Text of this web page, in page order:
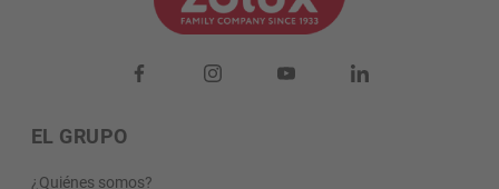
EL GRUPO
¿Quiénes somos?